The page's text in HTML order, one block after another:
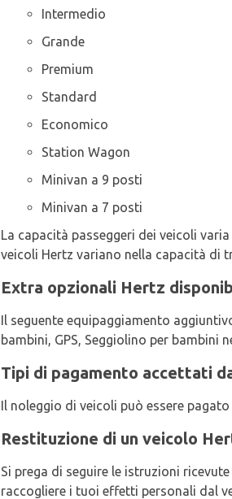
Intermedio
Grande
Premium
Standard
Economico
Station Wagon
Minivan a 9 posti
Minivan a 7 posti
La capacità passeggeri dei veicoli
veicoli Hertz variano nella capacità di
Extra opzionali Hertz
Il seguente equipaggiamento
bambini, GPS, Seggiolino per bambini
Tipi di pagamento accettati
Il noleggio di veicoli può essere
Restituzione di un veicolo
Si prega di seguire le istruzioni
raccogliere i tuoi effetti personali dal